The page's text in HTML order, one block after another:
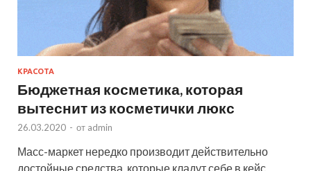
КРАСОТА
Бюджетная косметика, которая
вытеснит из косметички люкс
26.03.2020 - от admin
Масс-маркет нередко производит действительно
достойные средства, которые кладут себе в кейс